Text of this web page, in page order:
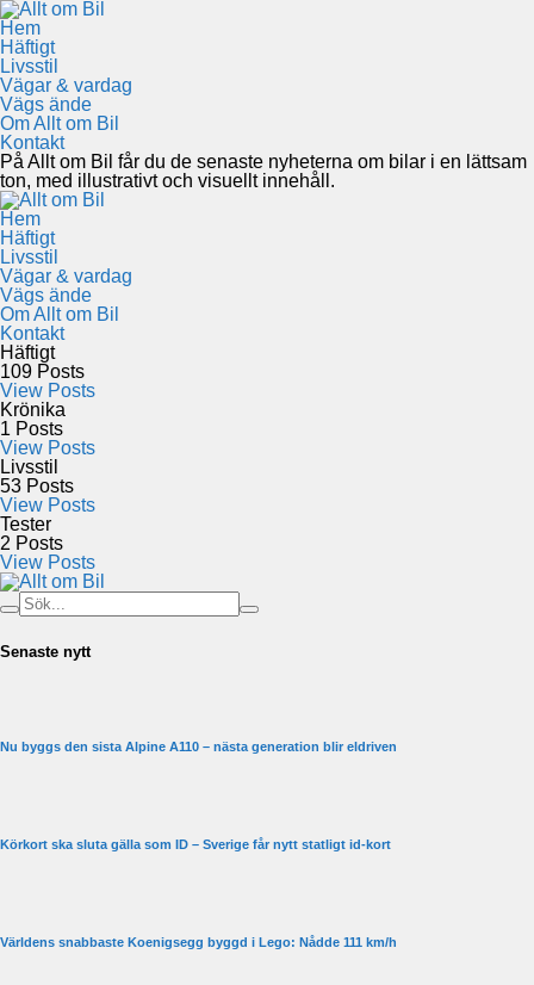
Hem
Häftigt
Livsstil
Vägar & vardag
Vägs ände
Om Allt om Bil
Kontakt
På Allt om Bil får du de senaste nyheterna om bilar i en lättsam
ton, med illustrativt och visuellt innehåll.
Hem
Häftigt
Livsstil
Vägar & vardag
Vägs ände
Om Allt om Bil
Kontakt
Häftigt
109 Posts
View Posts
Krönika
1 Posts
View Posts
Livsstil
53 Posts
View Posts
Tester
2 Posts
View Posts
Senaste nytt
Nu byggs den sista Alpine A110 – nästa generation blir eldriven
Körkort ska sluta gälla som ID – Sverige får nytt statligt id-kort
Världens snabbaste Koenigsegg byggd i Lego: Nådde 111 km/h